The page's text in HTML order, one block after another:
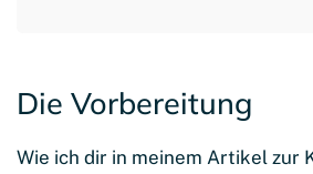
Die Vorbereitung
Wie ich dir in meinem Artikel zur